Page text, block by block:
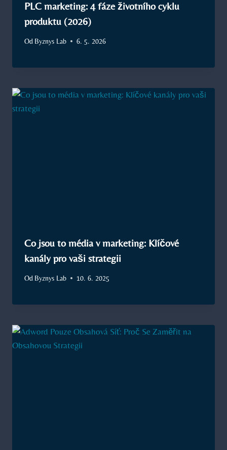
PLC marketing: 4 fáze životního cyklu
produktu (2026)
Od Byznys Lab 6. 5. 2026
Co jsou to média v marketing: Klíčové
kanály pro vaši strategii
Od Byznys Lab 10. 6. 2025